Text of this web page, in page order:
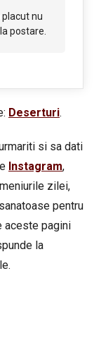
nu
postare.
Deserturi.
si sa dati
Instagram,
zilei,
pentru
aceste pagini
la